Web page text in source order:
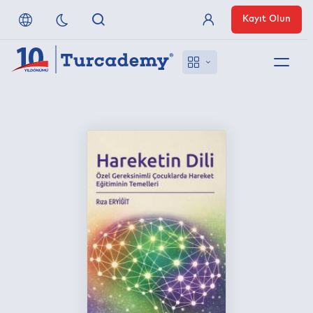
Uzaktan Erişim
Anlaşmalı Yayınevleri
Üye Girişi
Kayıt Olun